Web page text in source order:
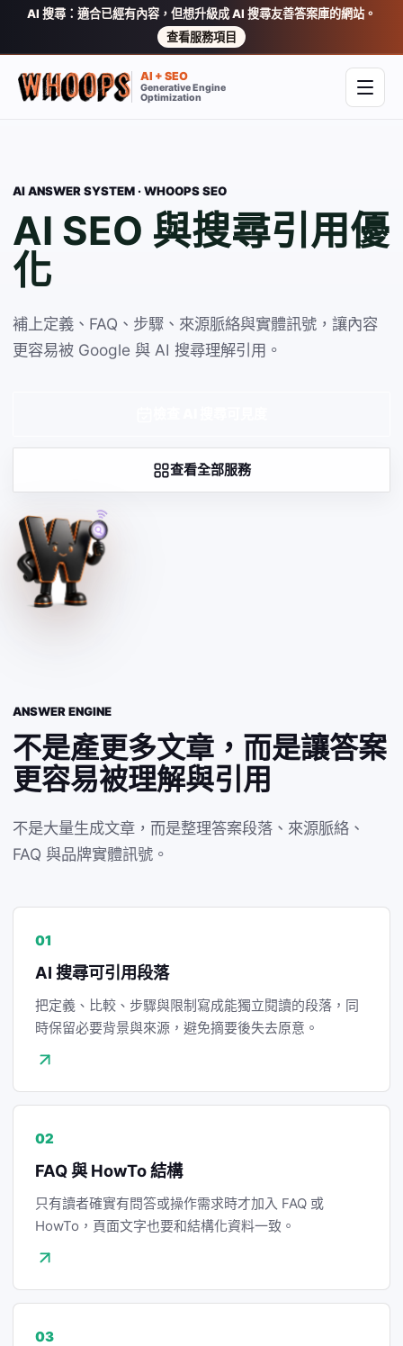
AI 搜尋：適合已經有內容，但想升級成 AI 搜尋友善答案庫的網站。
查看服務項目
AI + SEO
Generative Engine
Optimization
開啟
AI ANSWER SYSTEM · WHOOPS SEO
AI SEO 與搜尋引用優
化
補上定義、FAQ、步驟、來源脈絡與實體訊號，讓內容
更容易被 Google 與 AI 搜尋理解引用。
查看全部服務
ANSWER ENGINE
不是產更多文章，而是讓答案
更容易被理解與引用
不是大量生成文章，而是整理答案段落、來源脈絡、
FAQ 與品牌實體訊號。
01
AI 搜尋可引用段落
把定義、比較、步驟與限制寫成能獨立閱讀的段落，同
時保留必要背景與來源，避免摘要後失去原意。
02
FAQ 與 HowTo 結構
只有讀者確實有問答或操作需求時才加入 FAQ 或
HowTo，頁面文字也要和結構化資料一致。
03